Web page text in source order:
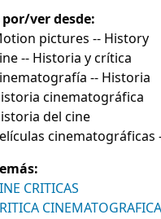
ver desde:
pictures -- History
-- Historia y crítica
-- Historia
cinematográfica
del cine
cinematográficas
CRITICAS
CINEMATOGRAFICA